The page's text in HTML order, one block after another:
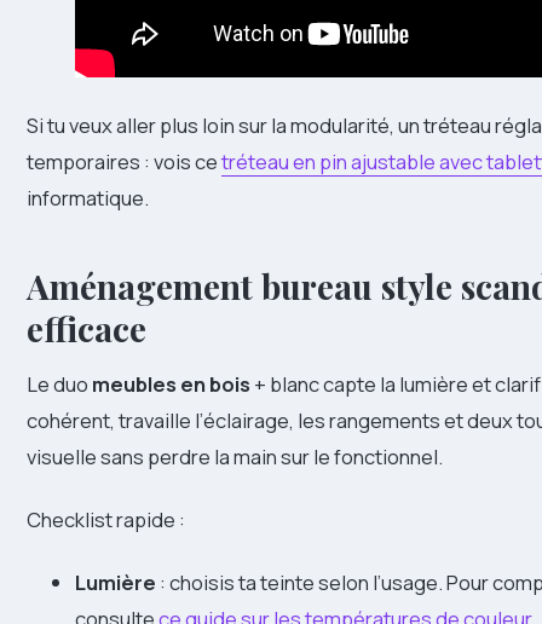
Si tu veux aller plus loin sur la modularité, un tréteau
temporaires : vois cetréteau en pin ajustable avec
informatique.
Aménagement bureau style
efficace
Le duo meubles en bois + blanc capte la lumière et
cohérent, travaille l’éclairage, les rangements et deux
visuelle sans perdre la main sur le fonctionnel.
Checklist rapide :
Lumière : choisis ta teinte selon l’usage. Pour